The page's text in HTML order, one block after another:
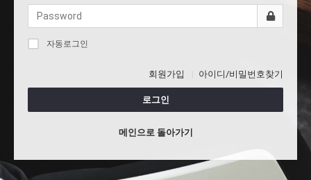
자동로그인
회원가입 아이디/비밀번호찾기
로그인
메인으로 돌아가기